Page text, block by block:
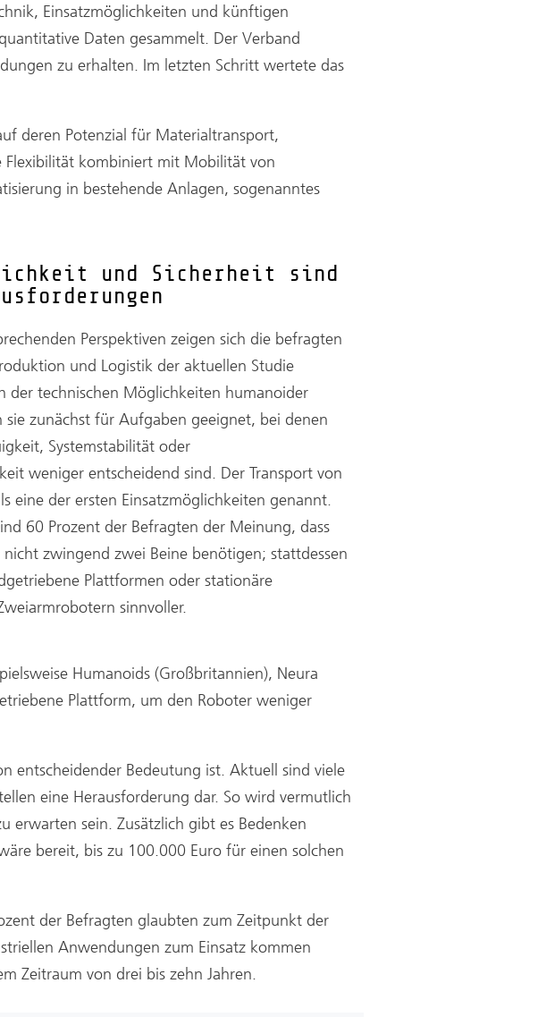
Einsatzmöglichkeiten und künftigen
Daten gesammelt. Der Verband
zu erhalten. Im letzten Schritt wertete das
deren Potenzial für Materialtransport,
Flexibilität kombiniert mit Mobilität von
in bestehende Anlagen, sogenanntes
und Sicherheit sind
Perspektiven zeigen sich die befragten
und Logistik der aktuellen Studie
der technischen Möglichkeiten humanoider
sie zunächst für Aufgaben geeignet, bei denen
Systemstabilität oder
weniger entscheidend sind. Der Transport von
eine der ersten Einsatzmöglichkeiten genannt.
60 Prozent der Befragten der Meinung, dass
zwingend zwei Beine benötigen; stattdessen
Plattformen oder stationäre
sinnvoller.
Humanoids (Großbritannien), Neura
Plattform, um den Roboter weniger
entscheidender Bedeutung ist. Aktuell sind viele
eine Herausforderung dar. So wird vermutlich
erwarten sein. Zusätzlich gibt es Bedenken
bereit, bis zu 100.000 Euro für einen solchen
der Befragten glaubten zum Zeitpunkt der
Anwendungen zum Einsatz kommen
Zeitraum von drei bis zehn Jahren.